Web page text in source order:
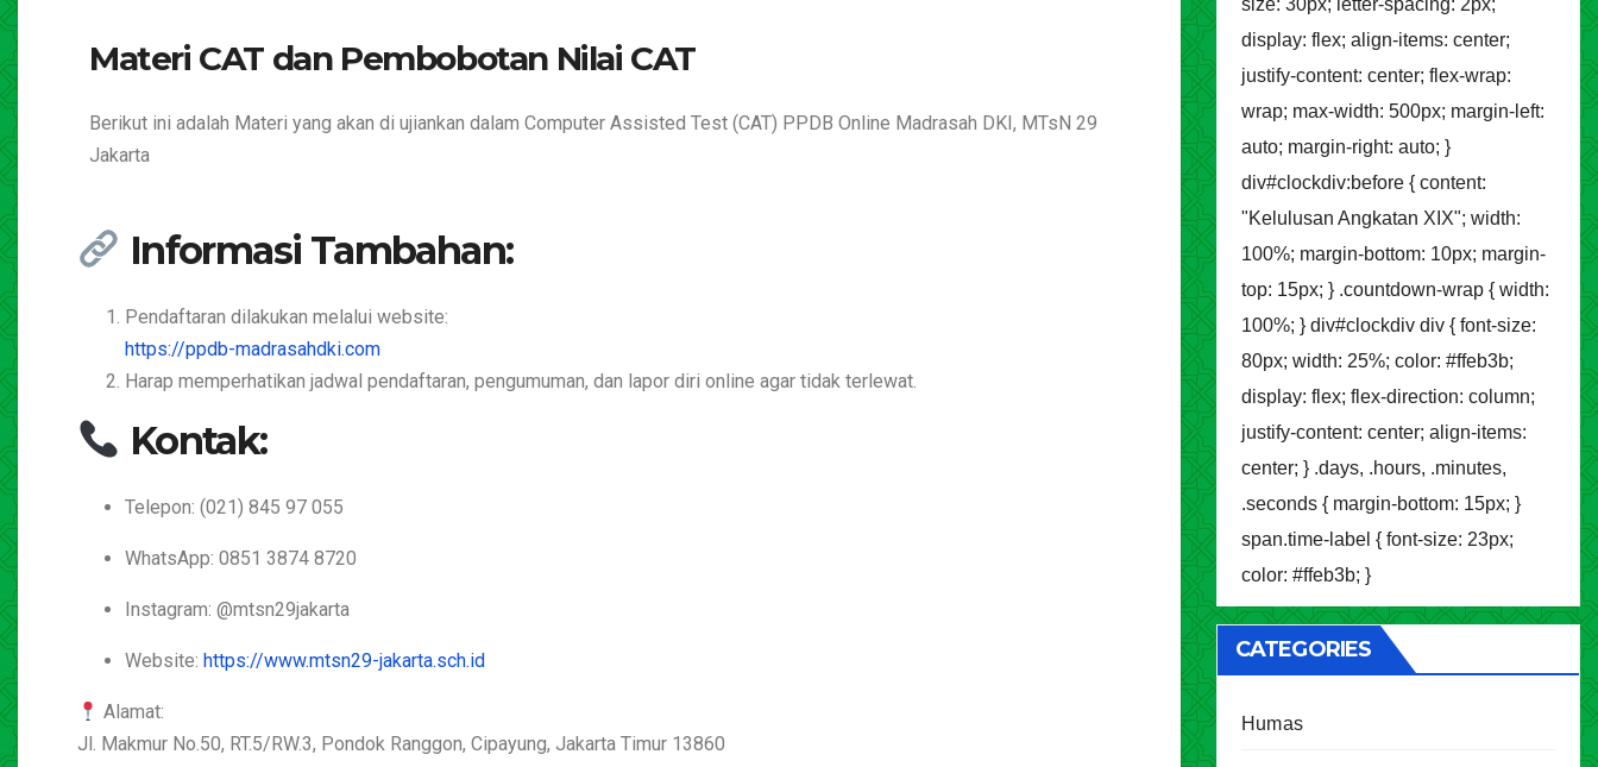
Materi CAT dan Pembobotan Nilai CAT
Berikut ini adalah Materi yang akan di ujiankan dalam Computer Assisted Test (CAT) PPDB Online Madrasah DKI, MTsN 29
Jakarta
Informasi Tambahan:
Pendaftaran dilakukan melalui website:
https://ppdb-madrasahdki.com
Harap memperhatikan jadwal pendaftaran, pengumuman, dan lapor diri online agar tidak terlewat.
Kontak:
Telepon: (021) 845 97 055
WhatsApp: 0851 3874 8720
Instagram: @mtsn29jakarta
Website: https://www.mtsn29-jakarta.sch.id
Alamat:
Jl. Makmur No.50, RT.5/RW.3, Pondok Ranggon, Cipayung, Jakarta Timur 13860
size: 30px; letter-spacing: 2px;
display: flex; align-items: center;
justify-content: center; flex-wrap:
wrap; max-width: 500px; margin-left:
auto; margin-right: auto; }
div#clockdiv:before { content:
"Kelulusan Angkatan XIX"; width:
100%; margin-bottom: 10px; margin-
top: 15px; } .countdown-wrap { width:
100%; } div#clockdiv div { font-size:
80px; width: 25%; color: #ffeb3b;
display: flex; flex-direction: column;
justify-content: center; align-items:
center; } .days, .hours, .minutes,
.seconds { margin-bottom: 15px; }
span.time-label { font-size: 23px;
color: #ffeb3b; }
CATEGORIES
Humas